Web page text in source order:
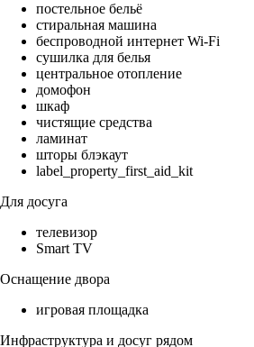
постельное бельё
стиральная машина
беспроводной интернет Wi-Fi
сушилка для белья
центральное отопление
домофон
шкаф
чистящие средства
ламинат
шторы блэкаут
label_property_first_aid_kit
Для досуга
телевизор
Smart TV
Оснащение двора
игровая площадка
Инфраструктура и досуг рядом